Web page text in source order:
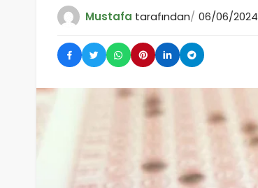
Mustafa tarafından 06/06/2024